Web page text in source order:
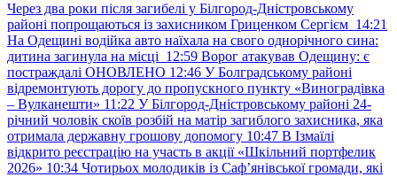
Через два роки після загибелі у Білгород-Дністровському
районі попрощаються із захисником Гриценком Сергієм 14:21
На Одещині водійка авто наїхала на свого однорічного сина:
дитина загинула на місці 12:59 Ворог атакував Одещину: є
постраждалі ОНОВЛЕНО 12:46 У Болградському районі
відремонтують дорогу до пропускного пункту «Виноградівка
– Вулканешти» 11:22 У Білгород-Дністровському районі 24-
річний чоловік скоїв розбій на матір загиблого захисника, яка
отримала державну грошову допомогу 10:47 В Ізмаїлі
відкрито реєстрацію на участь в акції «Шкільний портфелик
2026» 10:34 Чотирьох молодиків із Саф’янівської громади, які